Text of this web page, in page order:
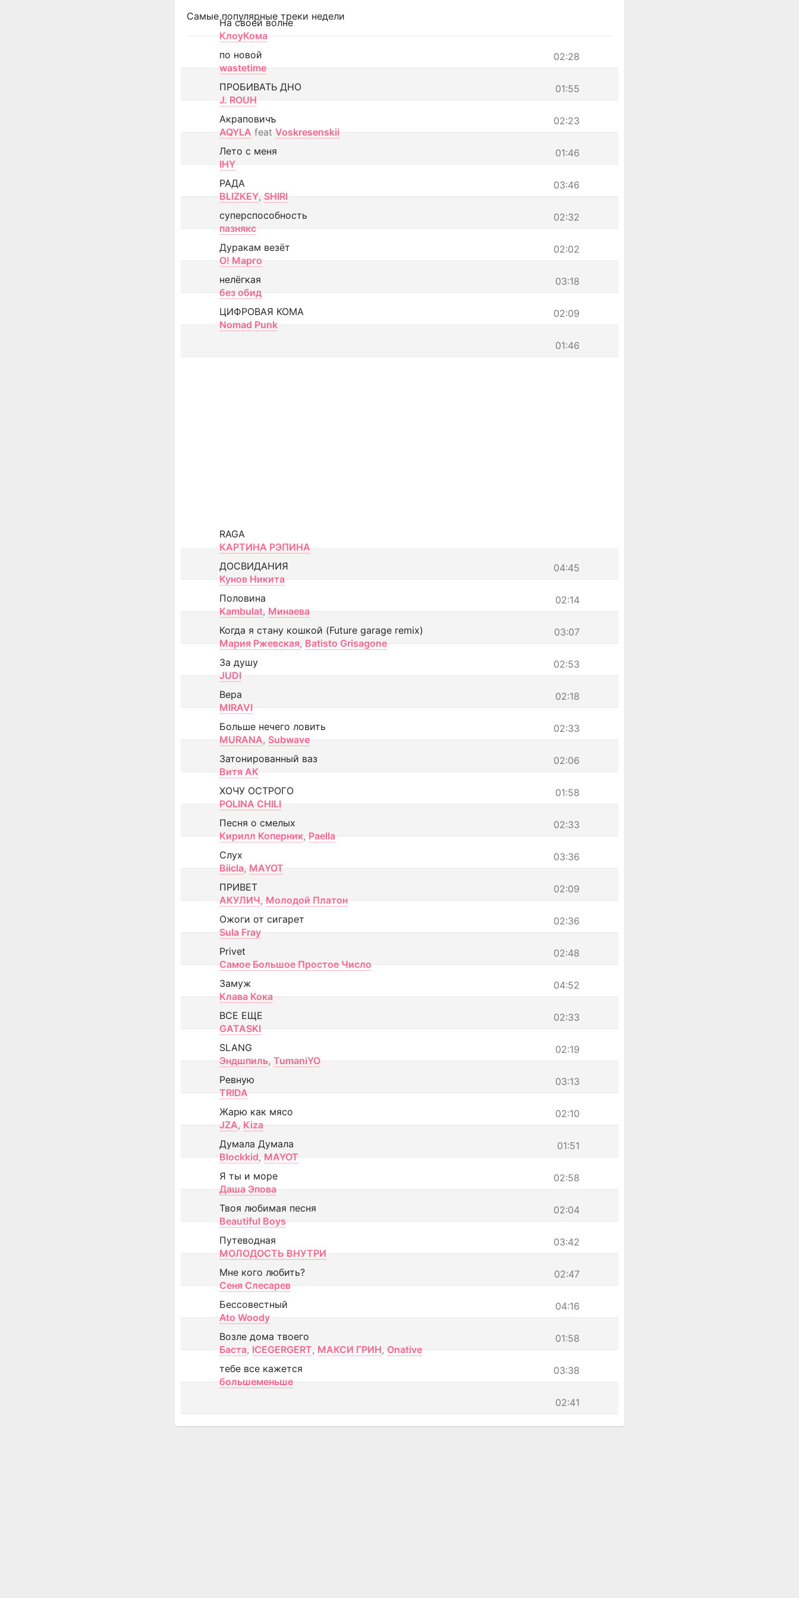
Самые популярные треки недели
На своей волне
КлоуКома
02:28
по новой
wastetime
01:55
ПРОБИВАТЬ ДНО
J. ROUH
02:23
Акраповичъ
AQYLA feat Voskresenskii
01:46
Лето с меня
IHY
03:46
РАДА
BLIZKEY, SHIRI
02:32
суперспособность
пазнякс
02:02
Дуракам везёт
О! Марго
03:18
нелёгкая
без обид
02:09
ЦИФРОВАЯ КОМА
Nomad Punk
01:46
RAGA
КАРТИНА РЭПИНА
04:45
ДОСВИДАНИЯ
Кунов Никита
02:14
Половина
Kambulat, Минаева
03:07
Когда я стану кошкой (Future garage remix)
Мария Ржевская, Batisto Grisagone
02:53
За душу
JUDI
02:18
Вера
MIRAVI
02:33
Больше нечего ловить
MURANA, Subwave
02:06
Затонированный ваз
Витя АК
01:58
ХОЧУ ОСТРОГО
POLINA CHILI
02:33
Песня о смелых
Кирилл Коперник, Paella
03:36
Слух
Biicla, MAYOT
02:09
ПРИВЕТ
АКУЛИЧ, Молодой Платон
02:36
Ожоги от сигарет
Sula Fray
02:48
Privet
Самое Большое Простое Число
04:52
Замуж
Клава Кока
02:33
ВСЕ ЕЩЕ
GATASKI
02:19
SLANG
Эндшпиль, TumaniYO
03:13
Ревную
TRIDA
02:10
Жарю как мясо
JZA, Kiza
01:51
Думала Думала
Blockkid, MAYOT
02:58
Я ты и море
Даша Эпова
02:04
Твоя любимая песня
Beautiful Boys
03:42
Путеводная
МОЛОДОСТЬ ВНУТРИ
02:47
Мне кого любить?
Сеня Слесарев
04:16
Бессовестный
Ato Woody
01:58
Возле дома твоего
Баста, ICEGERGERT, МАКСИ ГРИН, Onative
03:38
тебе все кажется
большеменьше
02:41